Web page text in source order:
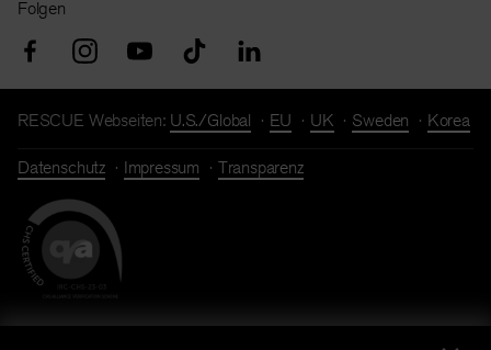
Folgen
RESCUE Webseiten: U.S./Global EU UK Sweden Korea
Datenschutz Impressum Transparenz
Spendenkonto: Bank für Sozialwirtschaft I IBAN: DE86 3702